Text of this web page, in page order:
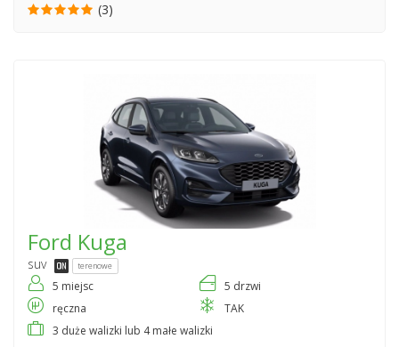
(3)
Ford Kuga
suv terenowe
5 miejsc
5 drzwi
ręczna
TAK
3 duże walizki lub 4 małe walizki